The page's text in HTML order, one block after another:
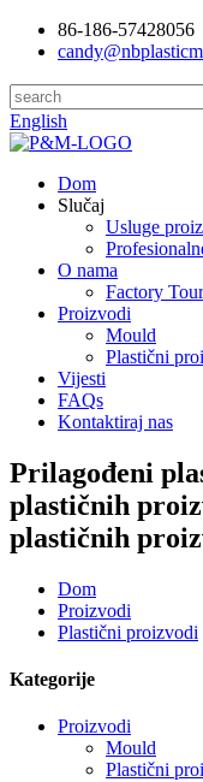
86-186-57428056
English
Dom
Slučaj
Usluge
O nama
Factory Tour
Proizvodi
Mould
Plastični
Vijesti
FAQs
Kontaktiraj nas
Prilagođeni
plastičnih
plastičnih
Dom
Proizvodi
Plastični proizvodi
Kategorije
Proizvodi
Mould
Plastični